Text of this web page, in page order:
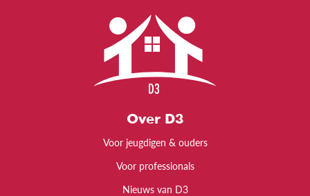
Over D3
Voor jeugdigen & ouders
Voor professionals
Nieuws van D3